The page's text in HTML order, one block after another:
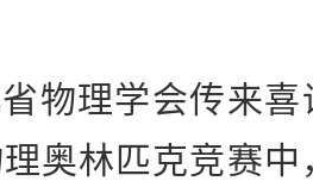
理学会传来喜
奥林匹克竞赛